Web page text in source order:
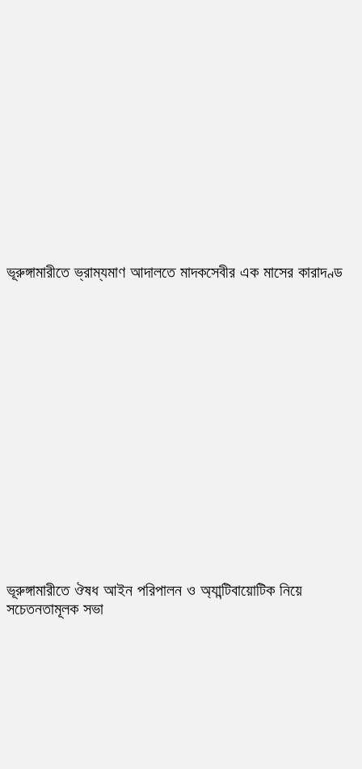
ভূরুঙ্গামারীতে ভ্রাম্যমাণ আদালতে মাদকসেবীর এক মাসের কারাদণ্ড
ভূরুঙ্গামারীতে ঔষধ আইন পরিপালন ও অ্যান্টিবায়োটিক নিয়ে
সচেতনতামূলক সভা